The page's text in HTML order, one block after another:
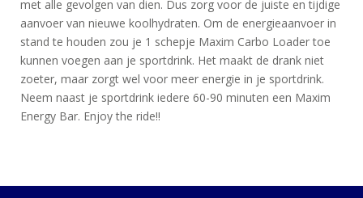
met alle gevolgen van dien. Dus zorg voor de juiste en tijdige
aanvoer van nieuwe koolhydraten. Om de energieaanvoer in
stand te houden zou je 1 schepje Maxim Carbo Loader toe
kunnen voegen aan je sportdrink. Het maakt de drank niet
zoeter, maar zorgt wel voor meer energie in je sportdrink.
Neem naast je sportdrink iedere 60-90 minuten een Maxim
Energy Bar. Enjoy the ride!!